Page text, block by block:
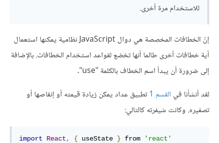
للاستخدام مرة أخرى.
إنّ الخطافات المخصصة هي دوال JavaScript نظامية يمكنها استعمال
أية خطافات أخرى طالما أنها تخضع لقواعد استخدام الخطافات. بالإضافة
إلى ضرورة أن يبدأ اسم الخطاف بالكلمة "use".
لقد أنشأنا في القسم 1
تطبيق عداد يمكن زيادة قيمته أو إنقاصها أو
تصفيره. وكانت شيفرته كالتالي:
import React, { useState } from
'react'